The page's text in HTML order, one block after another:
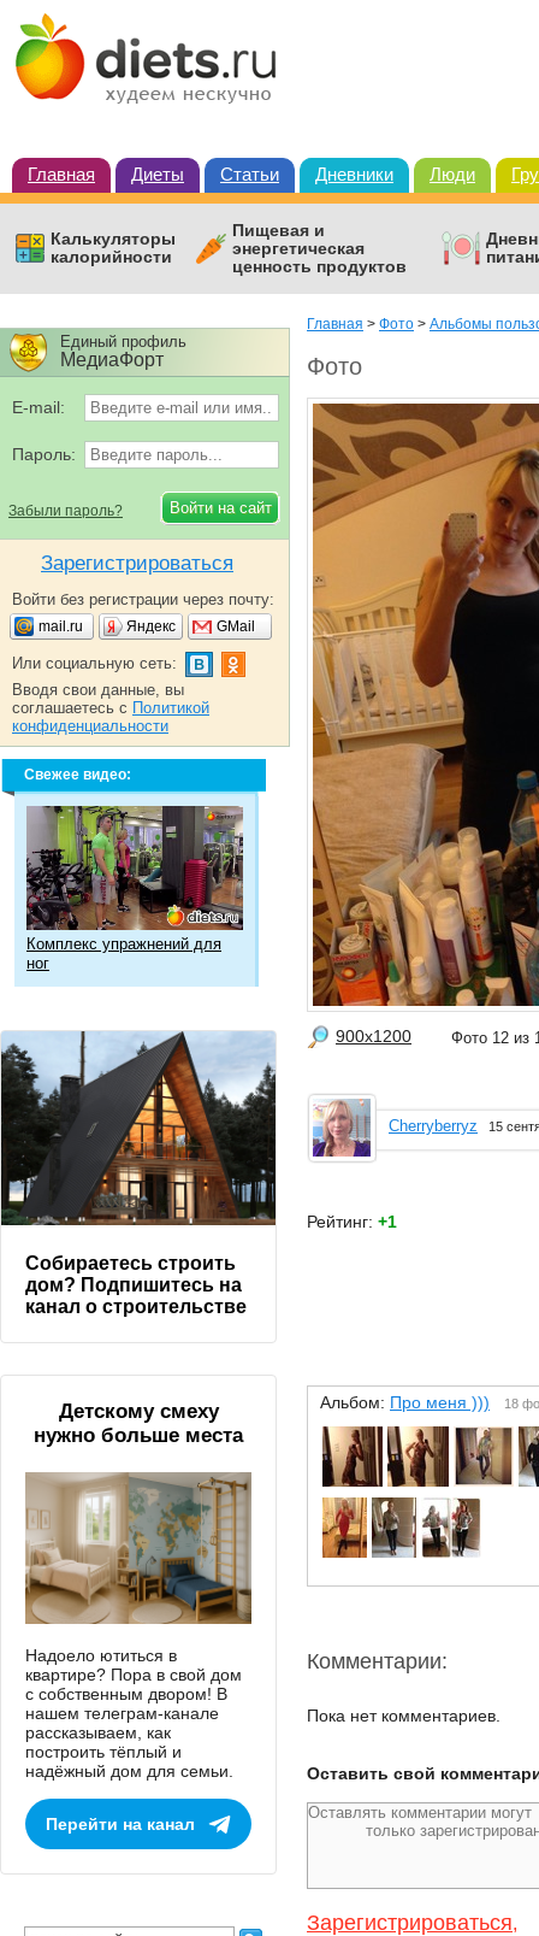
Главная Диеты Статьи Дневники Люди
Калькуляторы
калорийности
Пищевая и
энергетическая
ценность продуктов
Главная > Фото > Альбомы
Фото
900x1200 Фото 12
Cherryberryz 15
Рейтинг: +1
Альбом: Про меня ))) 18
Комментарии:
Пока нет комментариев.
Оставить свой
Зарегистрироваться,
Единый профиль
МедиаФорт
E-mail:
Пароль:
Забыли пароль?
Зарегистрироваться
Войти без регистрации через почту:
mail.ru Яндекс GMail
Или социальную сеть:
Вводя свои данные, вы
соглашаетесь с Политикой
конфиденциальности
Свежее видео:
Комплекс упражнений для
ног
Собираетесь строить
дом? Подпишитесь на
канал о строительстве
Детскому смеху
нужно больше места
Надоело ютиться в
квартире? Пора в свой дом
с собственным двором! В
нашем телеграм-канале
рассказываем, как
построить тёплый и
надёжный дом для семьи.
Перейти на канал